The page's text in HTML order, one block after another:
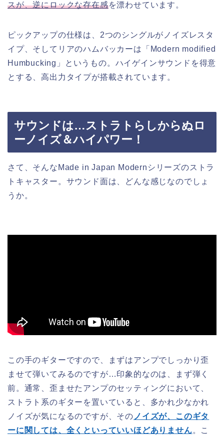
スが、逆にロックな存在感を漂わせています。
ピックアップの仕様は、2つのシングルがノイズレスタ
イプ、そしてリアのハムバッカーは「Modern modified
Humbucking」というもの。ハイゲインサウンドを得意
とする、高出力タイプが搭載されています。
サウンドは…ストラトらしからぬロ
ーノイズ＆ハイパワー！
さて、そんなMade in Japan Modernシリーズのストラ
トキャスター。サウンド面は、どんな感じなのでしょ
うか。
この手のギターですので、まずはアンプでしっかり歪
ませて弾いてみるのですが…印象的なのは、まず弾く
前。通常、歪ませたアンプのセッティングにおいて、
ストラト系のギターを置いていると、多かれ少なかれ
ノイズが気になるのですが、その ノイズが、このギタ
ーに関しては、全くといっていいほどありません。こ